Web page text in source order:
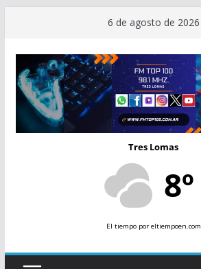
contenido
6 de agosto de 2026
Tres Lomas
8º
El tiempopor eltiempoen.com